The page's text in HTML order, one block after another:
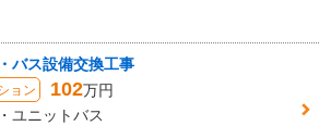
バス設備交換工事
ョン 102万円
ユニットバス